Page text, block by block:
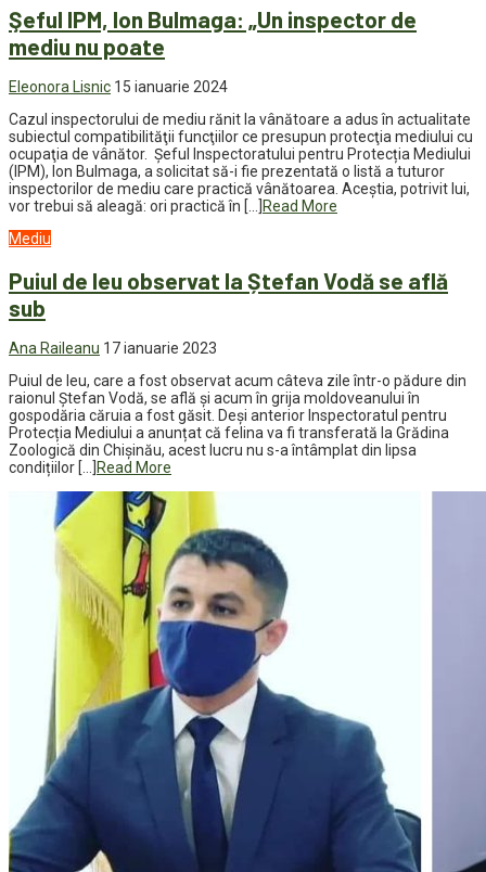
Şeful IPM, Ion Bulmaga: „Un inspector de
mediu nu poate
Eleonora Lisnic 15 ianuarie 2024
Cazul inspectorului de mediu rănit la vânătoare a adus în actualitate
subiectul compatibilităţii funcţiilor ce presupun protecţia mediului cu
ocupaţia de vânător. Şeful Inspectoratului pentru Protecția Mediului
(IPM), Ion Bulmaga, a solicitat să-i fie prezentată o listă a tuturor
inspectorilor de mediu care practică vânătoarea. Aceştia, potrivit lui,
vor trebui să aleagă: ori practică în […] Read More
Mediu
Puiul de leu observat la Ștefan Vodă se află
sub
Ana Raileanu 17 ianuarie 2023
Puiul de leu, care a fost observat acum câteva zile într-o pădure din
raionul Ștefan Vodă, se află și acum în grija moldoveanului în
gospodăria căruia a fost găsit. Deși anterior Inspectoratul pentru
Protecția Mediului a anunțat că felina va fi transferată la Grădina
Zoologică din Chișinău, acest lucru nu s-a întâmplat din lipsa
condițiilor […]
Read More